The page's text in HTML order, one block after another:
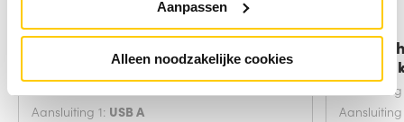
Aanpassen
Alleen noodzakelijke cookies
USB-kabel USB
Aansluiting 1: USB A